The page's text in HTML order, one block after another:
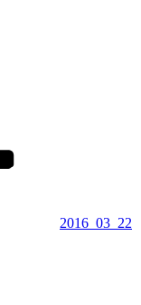
2016_03_22